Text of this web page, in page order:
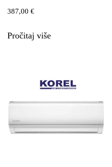
387,00 €
Pročitaj više